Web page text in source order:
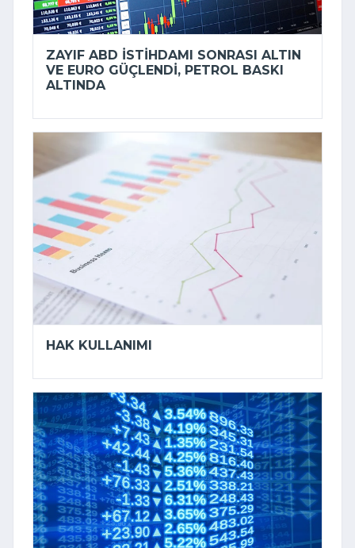
ZAYIF ABD ISTIHDAMI SONRASI ALTIN
VE EURO GÜÇLENDI, PETROL BASKI
ALTINDA
HAK KULLANIMI